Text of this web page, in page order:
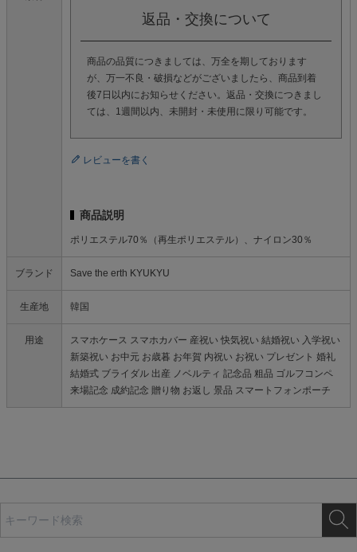
返品・交換について
商品の品質につきましては、万全を期しております
が、万一不良・破損などがございましたら、商品到着
後7日以内にお知らせください。返品・交換につきまし
ては、1週間以内、未開封・未使用に限り可能です。
レビューを書く
商品説明
ポリエステル70％（再生ポリエステル）、ナイロン30％
ブランド Save the erth KYUKYU
生産地 韓国
用途
スマホケース スマホカバー 産祝い 快気祝い 結婚祝い 入学祝い
新築祝い お中元 お歳暮 お年賀 内祝い お祝い プレゼント 婚礼
結婚式 ブライダル 出産 ノベルティ 記念品 粗品 ゴルフコンペ
来場記念 成約記念 贈り物 お返し 景品 スマートフォンポーチ